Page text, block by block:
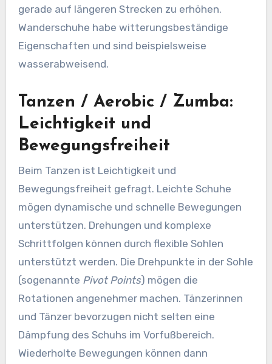
gerade auf längeren Strecken zu erhöhen.
Wanderschuhe habe witterungsbeständige
Eigenschaften und sind beispielsweise
wasserabweisend.
Tanzen / Aerobic / Zumba:
Leichtigkeit und
Bewegungsfreiheit
Beim Tanzen ist Leichtigkeit und
Bewegungsfreiheit gefragt. Leichte Schuhe
mögen dynamische und schnelle Bewegungen
unterstützen. Drehungen und komplexe
Schrittfolgen können durch flexible Sohlen
unterstützt werden. Die Drehpunkte in der Sohle
(sogenannte Pivot Points) mögen die
Rotationen angenehmer machen. Tänzerinnen
und Tänzer bevorzugen nicht selten eine
Dämpfung des Schuhs im Vorfußbereich.
Wiederholte Bewegungen können dann